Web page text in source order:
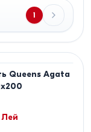
1
Queens Agata
Лей